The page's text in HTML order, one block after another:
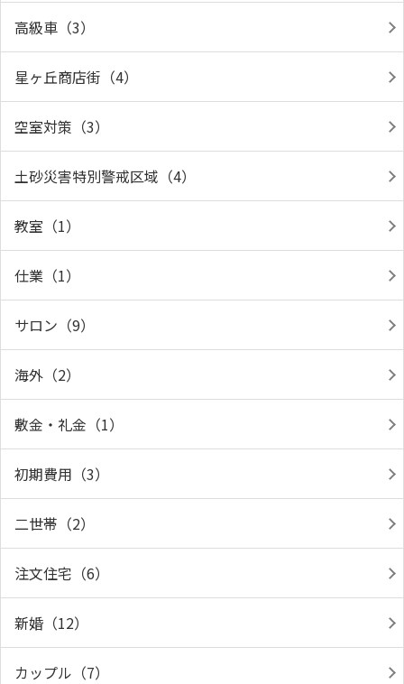
高級車（3）
星ヶ丘商店街（4）
空室対策（3）
土砂災害特別警戒区域（4）
教室（1）
仕業（1）
サロン（9）
海外（2）
敷金・礼金（1）
初期費用（3）
二世帯（2）
注文住宅（6）
新婚（12）
カップル（7）